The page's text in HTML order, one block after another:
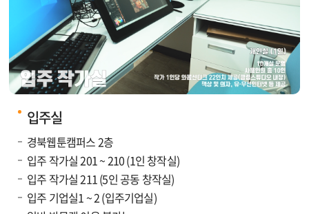
입주실
경북웹툰캠퍼스 2층
입주 작가실 201 ~ 210 (1인 창작실)
입주 작가실 211 (5인 공동 창작실)
입주 기업실1 ~ 2 (입주기업실)